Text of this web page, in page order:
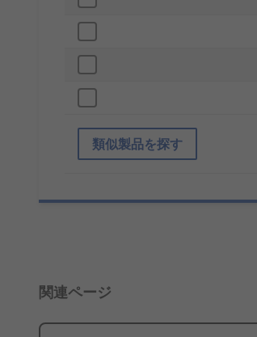
類似製品を探す
関連ページ